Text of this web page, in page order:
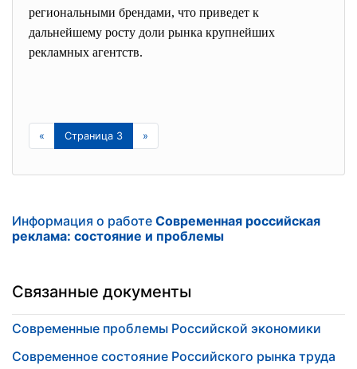
региональными брендами, что приведет к
дальнейшему росту доли рынка крупнейших
рекламных агентств.
« Страница 3 »
Информация о работе Современная российская
реклама: состояние и проблемы
Связанные документы
Современные проблемы Российской экономики
Современное состояние Российского рынка труда